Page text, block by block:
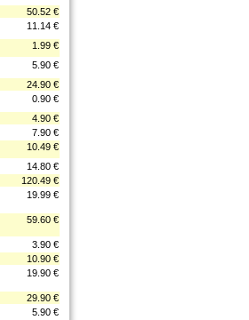
50.52 €
11.14 €
1.99 €
5.90 €
24.90 €
0.90 €
4.90 €
7.90 €
10.49 €
14.80 €
120.49 €
19.99 €
59.60 €
3.90 €
10.90 €
19.90 €
29.90 €
5.90 €